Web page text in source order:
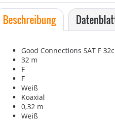
Beschreibung
Good Connections SAT F
32 m
F
F
Weiß
Koaxial
0,32 m
Weiß